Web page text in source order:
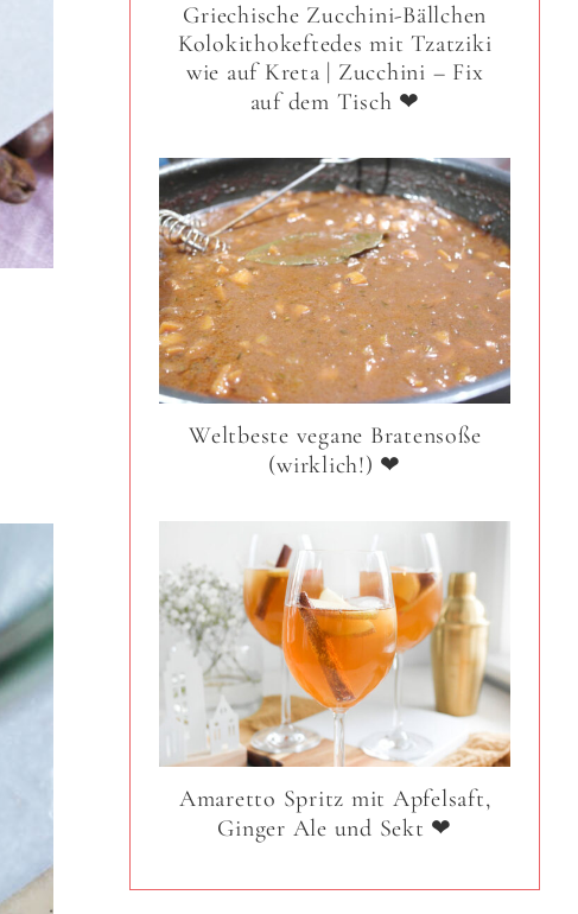
Griechische Zucchini-Bällchen
Kolokithokeftedes mit Tzatziki
wie auf Kreta | Zucchini – Fix
auf dem Tisch ❤
Weltbeste vegane Bratensoße
(wirklich!) ❤
Amaretto Spritz mit Apfelsaft,
Ginger Ale und Sekt ❤